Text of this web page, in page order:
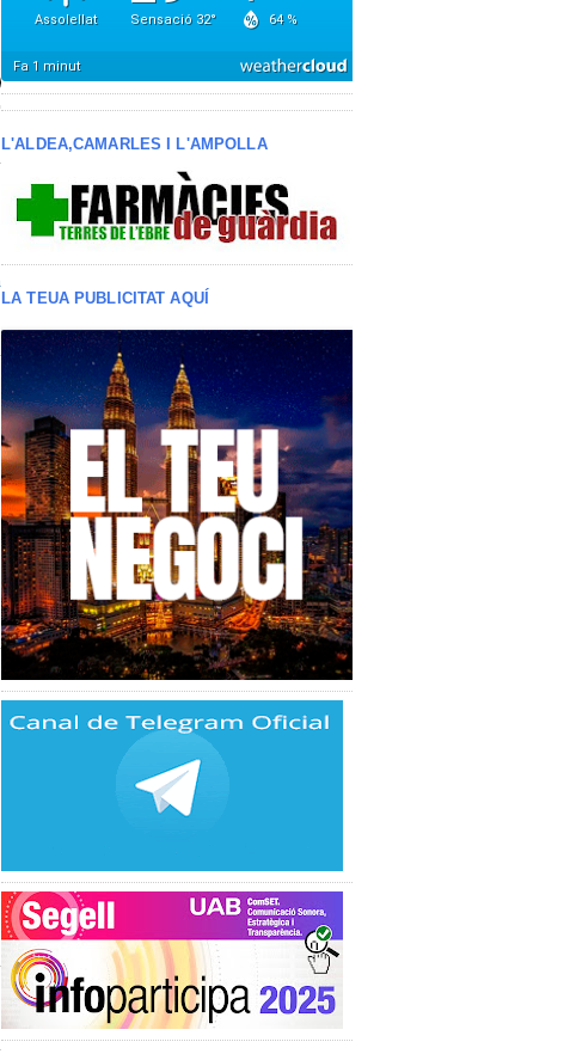
L'ALDEA,CAMARLES I L'AMPOLLA
LA TEUA PUBLICITAT AQUÍ